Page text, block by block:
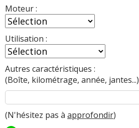
Moteur :
Utilisation :
Autres caractéristiques :
(Boîte, kilométrage, année, jantes...)
(N'hésitez pas à approfondir)